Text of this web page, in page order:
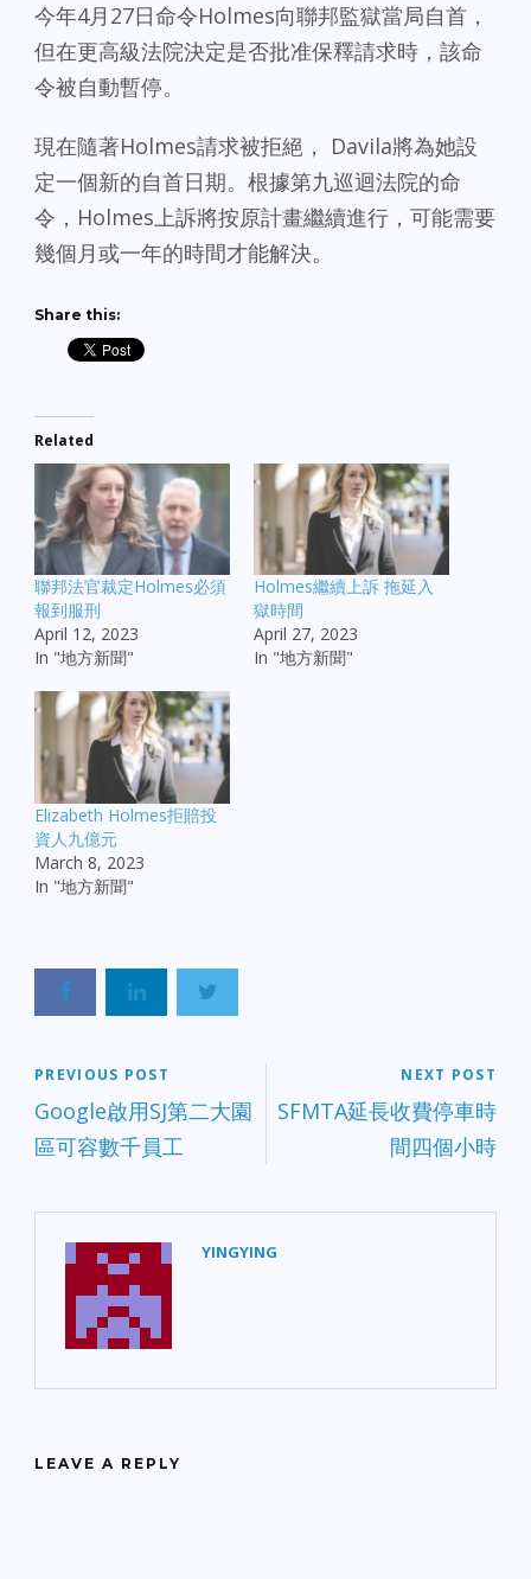
今年4月27日命令Holmes向聯邦監獄當局自首，
但在更高級法院決定是否批准保釋請求時，該命
令被自動暫停。
現在隨著Holmes請求被拒絕， Davila將為她設
定一個新的自首日期。根據第九巡迴法院的命
令，Holmes上訴將按原計畫繼續進行，可能需要
幾個月或一年的時間才能解決。
Share this:
Related
聯邦法官裁定Holmes必須
報到服刑
April 12, 2023
In "地方新聞"
Holmes繼續上訴 拖延入
獄時間
April 27, 2023
In "地方新聞"
Elizabeth Holmes拒賠投
資人九億元
March 8, 2023
In "地方新聞"
PREVIOUS POST
Google啟用SJ第二大園
區可容數千員工
NEXT POST
SFMTA延長收費停車時
間四個小時
YINGYING
LEAVE A REPLY